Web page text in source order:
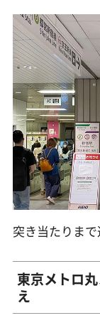
突き当たりま
東京メトロ
え